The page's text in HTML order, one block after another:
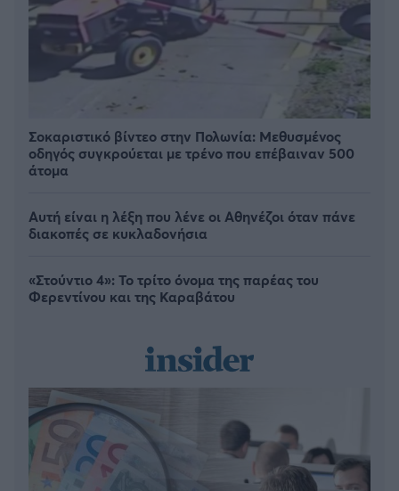
Σοκαριστικό βίντεο στην Πολωνία: Μεθυσμένος
οδηγός συγκρούεται με τρένο που επέβαιναν 500
άτομα
Αυτή είναι η λέξη που λένε οι Αθηνέζοι όταν πάνε
διακοπές σε κυκλαδονήσια
«Στούντιο 4»: Το τρίτο όνομα της παρέας του
Φερεντίνου και της Καραβάτου